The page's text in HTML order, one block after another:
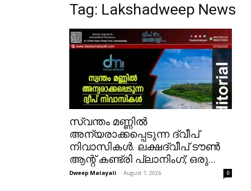
Tag: Lakshadweep News
സ്വന്തം മണ്ണിൽ
അന്യരാക്കപ്പെടുന്ന ദ്വീപ്
നിവാസികൾ. ലക്ഷദ്വീപ് ടൗൺ
ആന്റ് കണ്ട്രി പ്ലാനിംഗ്; ഒരു...
Dweep Malayali - August 7, 2026 0